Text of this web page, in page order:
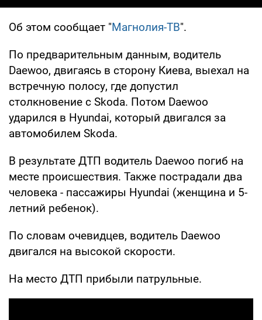
Об этом сообщает "Магнолия-ТВ".
По предварительным данным, водитель
Daewoo, двигаясь в сторону Киева, выехал на
встречную полосу, где допустил
столкновение с Skoda. Потом Daewoo
ударился в Hyundai, который двигался за
автомобилем Skoda.
В результате ДТП водитель Daewoo погиб на
месте происшествия. Также пострадали два
человека - пассажиры Hyundai (женщина и 5-
летний ребенок).
По словам очевидцев, водитель Daewoo
двигался на высокой скорости.
На место ДТП прибыли патрульные.